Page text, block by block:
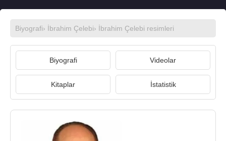
Biyografi› İbrahim Çelebi› İbrahim Çelebi resimleri
Biyografi Videolar
Kitaplar İstatistik